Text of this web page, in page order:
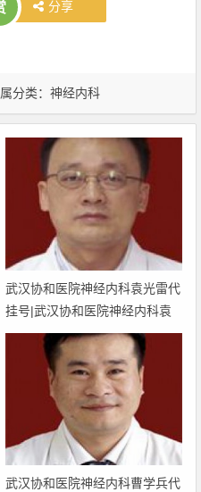
分享
分类：神经内科
武汉协和医院神经内科袁光雷代
挂号|武汉协和医院神经内科袁
光雷预约挂号|武汉协和医院神
经内科袁光雷网上挂号|武汉协
和医院神经内科袁光雷上班时间
武汉协和医院神经内科曹学兵代